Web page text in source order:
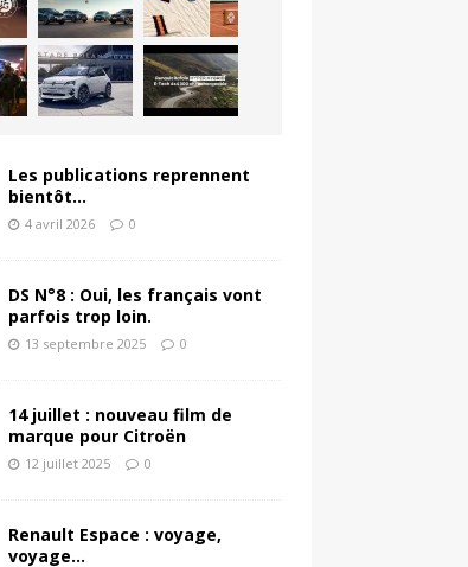
Les publications reprennent
bientôt…
4 avril 2026 0
DS N°8 : Oui, les français vont
parfois trop loin.
13 septembre 2025 0
14 juillet : nouveau film de
marque pour Citroën
12 juillet 2025 0
Renault Espace : voyage,
voyage…